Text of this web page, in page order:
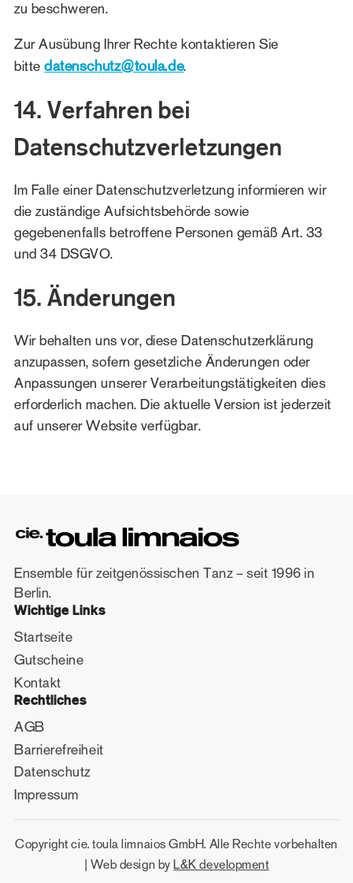
zu beschweren.
Zur Ausübung Ihrer Rechte kontaktieren Sie
bittedatenschutz@toula.de.
14. Verfahren bei
Datenschutzverletzungen
Im Falle einer Datenschutzverletzung informieren wir
die zuständige Aufsichtsbehörde sowie
gegebenenfalls betroffene Personen gemäß Art. 33
und 34 DSGVO.
15. Änderungen
Wir behalten uns vor, diese Datenschutzerklärung
anzupassen, sofern gesetzliche Änderungen oder
Anpassungen unserer Verarbeitungstätigkeiten dies
erforderlich machen. Die aktuelle Version ist jederzeit
auf unserer Website verfügbar.
Ensemble für zeitgenössischen Tanz – seit 1996 in
Berlin.
Wichtige Links
Startseite
Gutscheine
Kontakt
Rechtliches
AGB
Barrierefreiheit
Datenschutz
Impressum
Copyright cie. toula limnaios GmbH. Alle Rechte vorbehalten
| Web design byL&K development